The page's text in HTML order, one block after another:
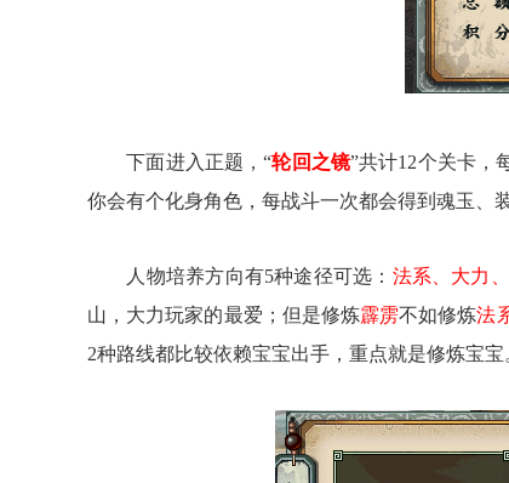
下面进入正题，“轮回之镜”共计12个关卡，
你会有个化身角色，每战斗一次都会得到魂玉、
人物培养方向有5种途径可选： 法系、大力
山，大力玩家的最爱；但是修炼霹雳不如修炼法
2种路线都比较依赖宝宝出手，重点就是修炼宝宝